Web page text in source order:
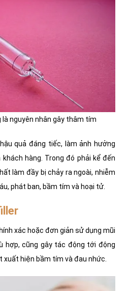
nguyên nhân gây thâm tím
quả đáng tiếc, làm ảnh hưởng
hàng. Trong đó phải kể đến
làm đầy bị chảy ra ngoài, nhiễm
phát ban, bầm tím và hoại tử.
xác hoặc đơn giản sử dụng mũi
hợp, cũng gây tác động tới động
hiện bầm tím và đau nhức.